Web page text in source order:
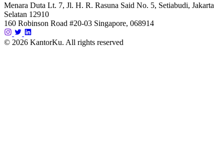
Menara Duta Lt. 7, Jl. H. R. Rasuna Said No. 5, Setiabudi, Jakarta
Selatan 12910
160 Robinson Road #20-03 Singapore, 068914
© 2026 KantorKu. All rights reserved